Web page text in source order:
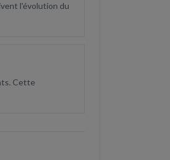
l'évolution du
Cette